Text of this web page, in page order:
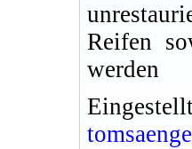
Reifen
werden